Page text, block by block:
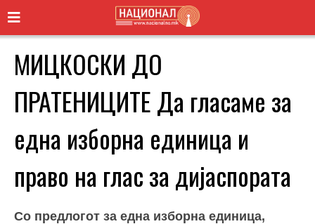
МИЦКОСКИ ДО
ПРАТЕНИЦИТЕ Да гласаме за
една изборна единица и
право на глас за дијаспората
Со предлогот за една изборна единица,